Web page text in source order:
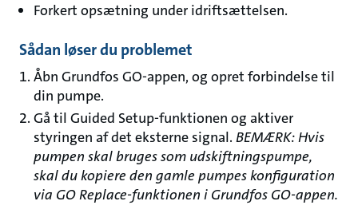
Forkert opsætning under idriftsættelsen.
Sådan løser du problemet
Åbn Grundfos GO-appen, og opret forbindelse til
din pumpe.
Gå til Guided Setup-funktionen og aktiver
styringen af det eksterne signal. BEMÆRK: Hvis
pumpen skal bruges som udskiftningspumpe,
skal du kopiere den gamle pumpes konfiguration
via GO Replace-funktionen i Grundfos GO-appen.